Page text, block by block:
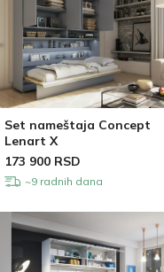
Set nameštaja Concept
Lenart X
173 900 RSD
~9 radnih dana